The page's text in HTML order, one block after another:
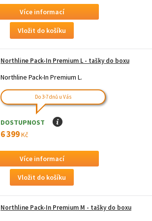
Více informací
Northline Pack-In Premium L - tašky do boxu
Northline Pack-In Premium L.
Do 3-7 dnů u Vás
DOSTUPNOST I
6 399Kč
Více informací
Northline Pack-In Premium M - tašky do boxu